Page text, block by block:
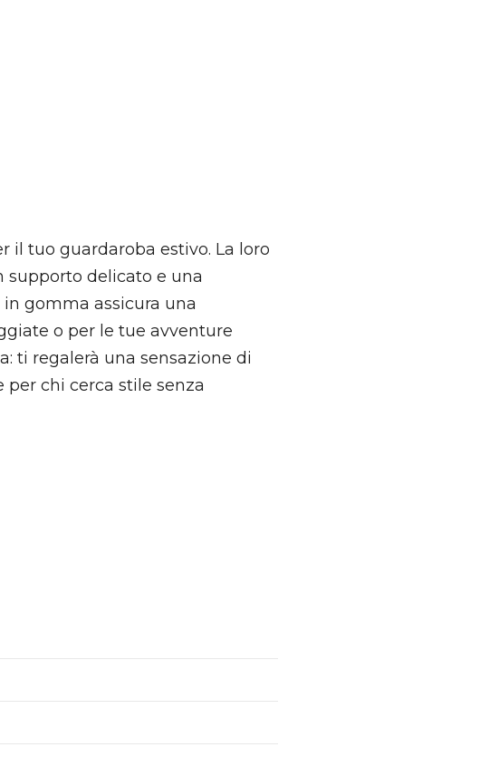
il tuo guardaroba estivo. La loro
delicato e una
gomma assicura una
o per le tue avventure
ti regalerà una sensazione di
chi cerca stile senza